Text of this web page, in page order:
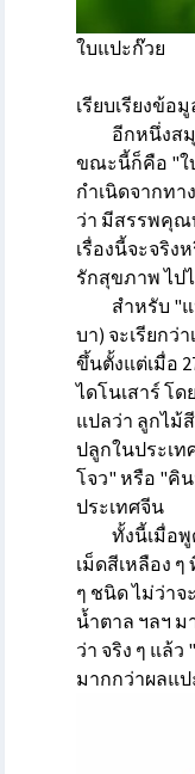
ใบแปะก๊วย
เรียบเรียงข้อ
อีกหนึ่งส
ขณะนี้ก็คือ "ใ
กำเนิดจากทา
ว่า มีสรรพคุณ
เรื่องนี้จะจริ
รักสุขภาพ ไป
สำหรับ "
บา) จะเรียกว่
ขึ้นตั้งแต่เมื่อ
ไดโนเสาร์ โ
แปลว่า ลูกไม้
ปลูกในประเท
โจว" หรือ "คิ
ประเทศจีน
ทั้งนี้เมื่อพู
เม็ดสีเหลือง
ๆ ชนิด ไม่ว่าจ
น้ำตาล ฯลฯ ม
ว่า จริง ๆ แล้ว
มากกว่าผลแป